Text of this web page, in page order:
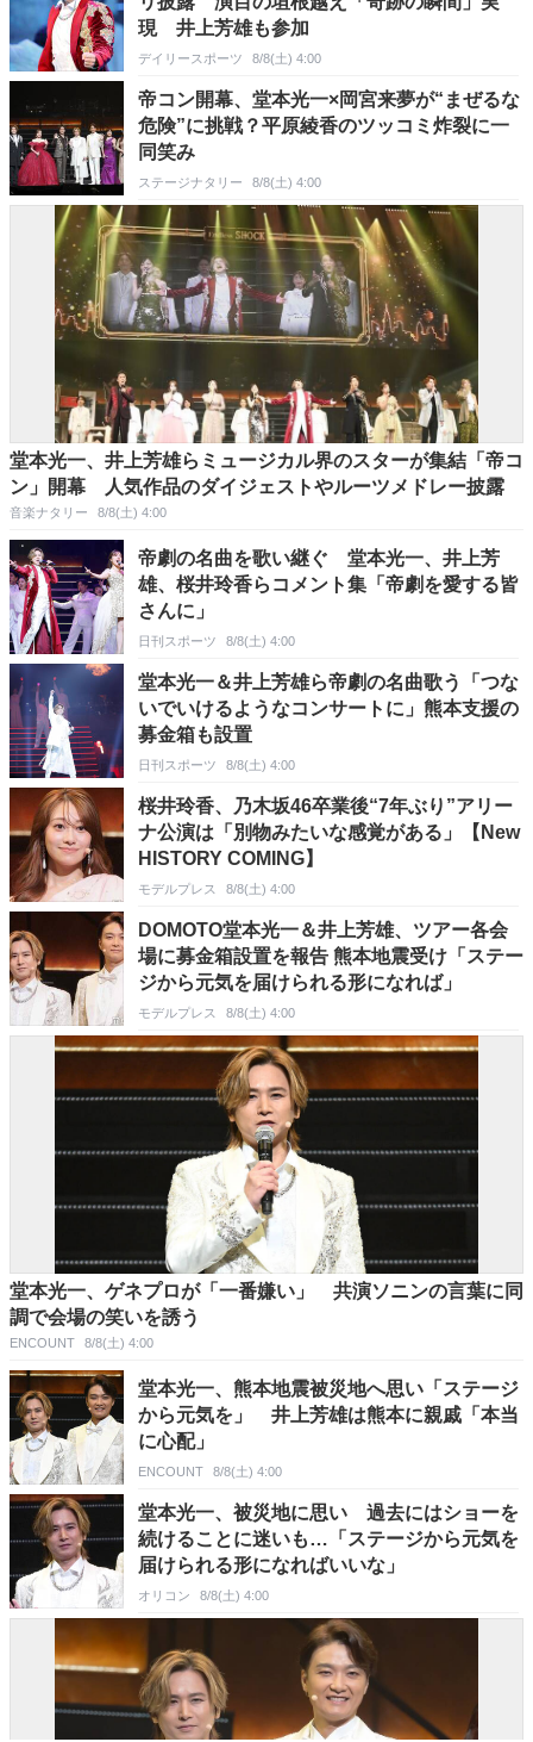
現 井上芳雄も参加
デイリースポーツ 8/8(土) 4:00
帝コン開幕、堂本光一×岡宮来夢が“まぜるな
危険”に挑戦？平原綾香のツッコミ炸裂に一
同笑み
ステージナタリー 8/8(土) 4:00
堂本光一、井上芳雄らミュージカル界のスターが集結「帝コ
ン」開幕 人気作品のダイジェストやルーツメドレー披露
音楽ナタリー 8/8(土) 4:00
帝劇の名曲を歌い継ぐ 堂本光一、井上芳
雄、桜井玲香らコメント集「帝劇を愛する皆
さんに」
日刊スポーツ 8/8(土) 4:00
堂本光一＆井上芳雄ら帝劇の名曲歌う「つな
いでいけるようなコンサートに」熊本支援の
募金箱も設置
日刊スポーツ 8/8(土) 4:00
桜井玲香、乃木坂46卒業後“7年ぶり”アリー
ナ公演は「別物みたいな感覚がある」【New
HISTORY COMING】
モデルプレス 8/8(土) 4:00
DOMOTO堂本光一＆井上芳雄、ツアー各会
場に募金箱設置を報告 熊本地震受け「ステー
ジから元気を届けられる形になれば」
モデルプレス 8/8(土) 4:00
堂本光一、ゲネプロが「一番嫌い」 共演ソニンの言葉に同
調で会場の笑いを誘う
ENCOUNT 8/8(土) 4:00
堂本光一、熊本地震被災地へ思い「ステージ
から元気を」 井上芳雄は熊本に親戚「本当
に心配」
ENCOUNT 8/8(土) 4:00
堂本光一、被災地に思い 過去にはショーを
続けることに迷いも…「ステージから元気を
届けられる形になればいいな」
オリコン 8/8(土) 4:00